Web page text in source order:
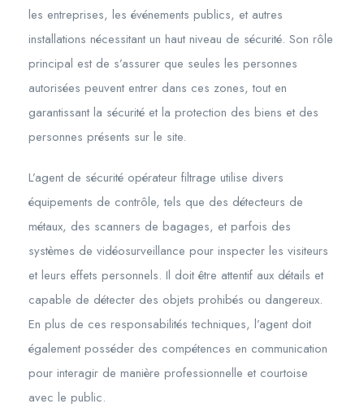
les entreprises, les événements publics, et autres
installations nécessitant un haut niveau de sécurité. Son rôle
principal est de s’assurer que seules les personnes
autorisées peuvent entrer dans ces zones, tout en
garantissant la sécurité et la protection des biens et des
personnes présents sur le site.
L’agent de sécurité opérateur filtrage utilise divers
équipements de contrôle, tels que des détecteurs de
métaux, des scanners de bagages, et parfois des
systèmes de vidéosurveillance pour inspecter les visiteurs
et leurs effets personnels. Il doit être attentif aux détails et
capable de détecter des objets prohibés ou dangereux.
En plus de ces responsabilités techniques, l’agent doit
également posséder des compétences en communication
pour interagir de manière professionnelle et courtoise
avec le public.